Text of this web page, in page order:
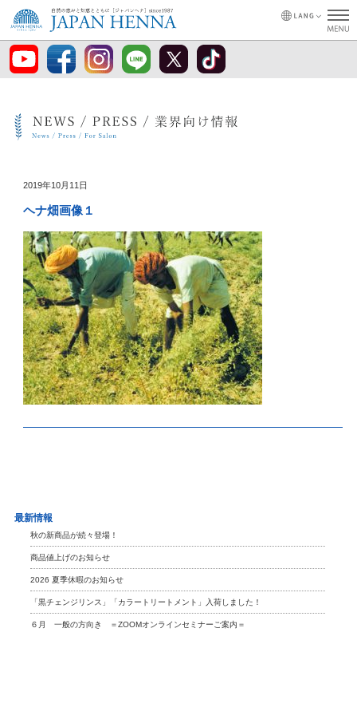
2019年10月11日
ヘナ畑画像１
最新情報
秋の新商品が続々登場！
商品値上げのお知らせ
2026 夏季休暇のお知らせ
「黒チェンジリンス」「カラートリートメント」入荷しました！
６月 一般の方向き ＝ZOOMオンラインセミナーご案内＝